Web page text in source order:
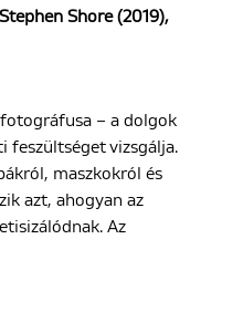
Shore (2019),
– a dolgok
feszültséget vizsgálja.
maszkokról és
azt, ahogyan az
Az